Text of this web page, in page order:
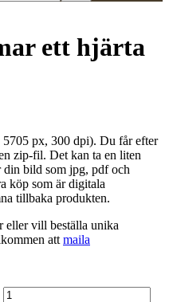
ett hjärta
px, 300 dpi). Du får efter
zip-fil. Det kan ta en liten
bild som jpg, pdf och
köp som är digitala
tillbaka produkten.
eller vill beställa unika
att maila